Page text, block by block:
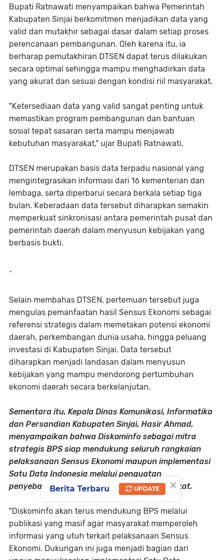
Bupati Ratnawati menyampaikan bahwa Pemerintah
Kabupaten Sinjai berkomitmen menjadikan data yang
valid dan mutakhir sebagai dasar dalam setiap proses
perencanaan pembangunan. Oleh karena itu, ia
berharap pemutakhiran DTSEN dapat terus dilakukan
secara optimal sehingga mampu menghadirkan data
yang akurat dan sesuai dengan kondisi riil masyarakat.
"Ketersediaan data yang valid sangat penting untuk
memastikan program pembangunan dan bantuan
sosial tepat sasaran serta mampu menjawab
kebutuhan masyarakat," ujar Bupati Ratnawati.
DTSEN merupakan basis data terpadu nasional yang
mengintegrasikan informasi dari 16 kementerian dan
lembaga, serta diperbarui secara berkala setiap tiga
bulan. Keberadaan data tersebut diharapkan semakin
memperkuat sinkronisasi antara pemerintah pusat dan
pemerintah daerah dalam menyusun kebijakan yang
berbasis bukti.
-
Selain membahas DTSEN, pertemuan tersebut juga
mengulas pemanfaatan hasil Sensus Ekonomi sebagai
referensi strategis dalam memetakan potensi ekonomi
daerah, perkembangan dunia usaha, hingga peluang
investasi di Kabupaten Sinjai. Data tersebut
diharapkan menjadi landasan dalam menyusun
kebijakan yang mampu mendorong pertumbuhan
ekonomi daerah secara berkelanjutan.
Sementara itu, Kepala Dinas Komunikasi, Informatika
dan Persandian Kabupaten Sinjai, Hasir Ahmad,
menyampaikan bahwa Diskominfo sebagai mitra
strategis BPS siap mendukung seluruh rangkaian
pelaksanaan Sensus Ekonomi maupun implementasi
Satu Data Indonesia melalui penguatan
penyebarluasan informasi kepada masyarakat.
"Diskominfo akan terus mendukung BPS melalui
publikasi yang masif agar masyarakat memperoleh
informasi yang utuh terkait pelaksanaan Sensus
Ekonomi. Dukungan ini juga menjadi bagian dari
×
Berita Terbaru UPDATE